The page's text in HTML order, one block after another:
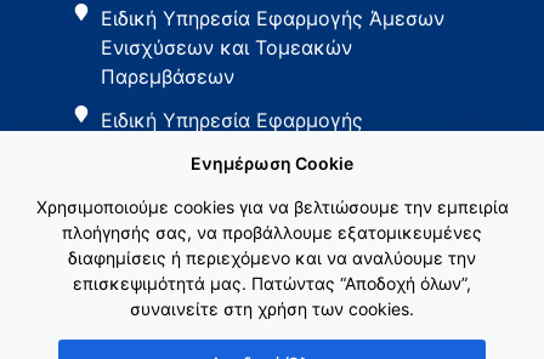
Ειδική Υπηρεσία Εφαρμογής Άμεσων
Ενισχύσεων και Τομεακών
Παρεμβάσεων
Ειδική Υπηρεσία Εφαρμογής
Εθνικό Δίκτυο ΚΑΠ
Ενημέρωση Cookie
Χρησιμοποιούμε cookies για να βελτιώσουμε την εμπειρία
πλοήγησής σας, να προβάλλουμε εξατομικευμένες
διαφημίσεις ή περιεχόμενο και να αναλύουμε την
επισκεψιμότητά μας. Πατώντας “Αποδοχή όλων”,
συναινείτε στη χρήση των cookies.